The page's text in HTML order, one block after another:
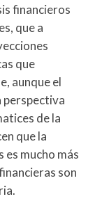
financieros
que a
que
aunque el
perspectiva
de la
que la
mucho más
son